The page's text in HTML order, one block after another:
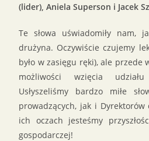
(lider), Aniela Superson i Jacek
Te słowa uświadomiły nam,
drużyna. Oczywiście czujemy
było w zasięgu ręki), ale przede
możliwości wzięcia
Usłyszeliśmy bardzo miłe
prowadzących, jak i Dyrektorów
ich oczach jesteśmy
gospodarczej!